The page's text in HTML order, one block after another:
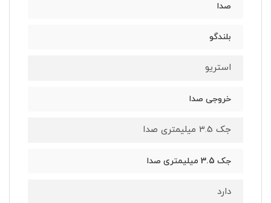
صدا
بلندگو
استریو
خروجی صدا
جک 3.5 میلیمتری صدا
جک 3.5 میلیمتری صدا
دارد